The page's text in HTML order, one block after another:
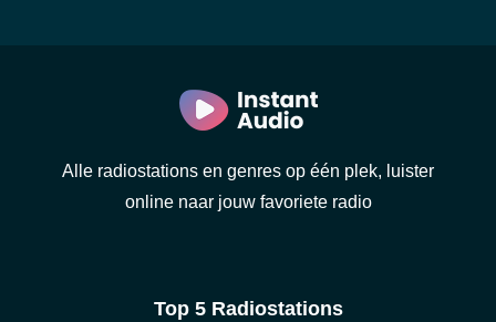
Alle radiostations en genres op één plek, luister
online naar jouw favoriete radio
Top 5 Radiostations